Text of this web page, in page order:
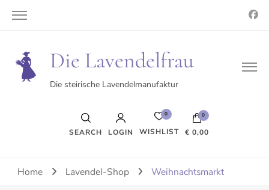
Die Lavendelfrau
Die steirische Lavendelmanufaktur
SEARCH LOGIN
0
WISHLIST
0
€ 0,00
Es befinden sich keine Produkte im Warenkorb.
Home Lavendel-Shop Weihnachtsmarkt